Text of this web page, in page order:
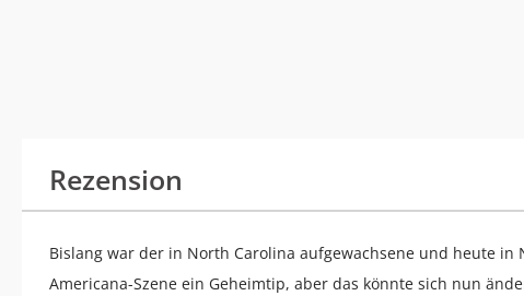
Rezension
Bislang war der in North Carolina aufgewachsene und heute
Americana-Szene ein Geheimtip, aber das könnte sich nun